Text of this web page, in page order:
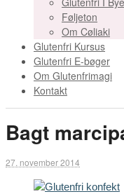
Føljeton
Om Cøliaki
Glutenfri Kursus
Glutenfri E-bøger
Om Glutenfrimagi
Kontakt
Bagt
27. november 2014